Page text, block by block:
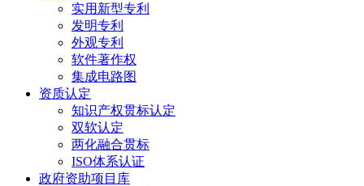
实用新型专利
发明专利
外观专利
软件著作权
集成电路图
资质认定
知识产权贯标认定
双软认定
两化融合贯标
ISO体系认证
政府资助项目库